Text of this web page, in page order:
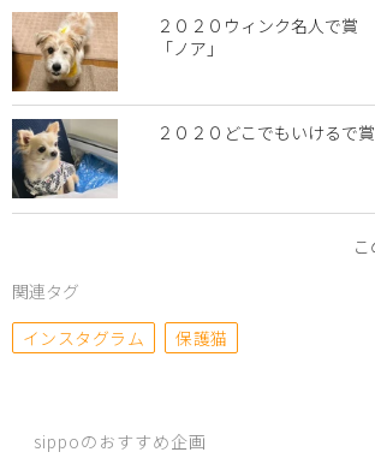
２０２０ウィンク名人で賞
「ノア」
２０２０どこでもいけるで
関連タグ
インスタグラム
保護猫
sippoのおすすめ企画